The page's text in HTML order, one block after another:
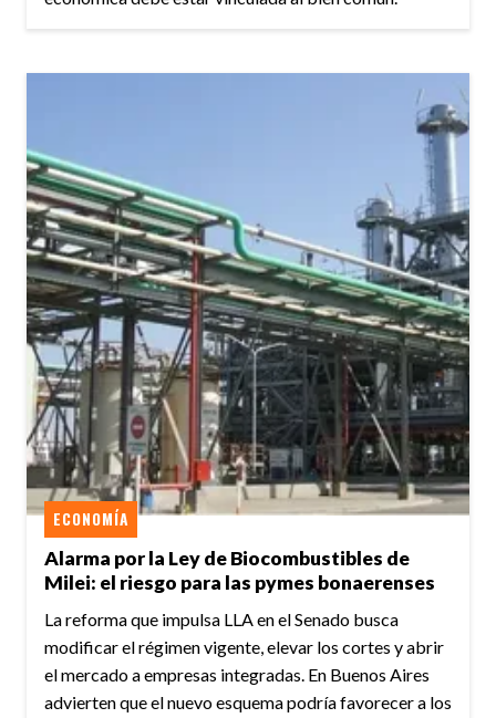
Alarma por la Ley de Biocombustibles de
Milei: el riesgo para las pymes bonaerenses
ECONOMÍA
La reforma que impulsa LLA en el Senado busca
modificar el régimen vigente, elevar los cortes y abrir
el mercado a empresas integradas. En Buenos Aires
advierten que el nuevo esquema podría favorecer a los